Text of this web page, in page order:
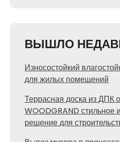
ВЫШЛО
Износостойкий
для жилых помещений
Террасная доска из ДПК
WOODGRAND стильное
решение для